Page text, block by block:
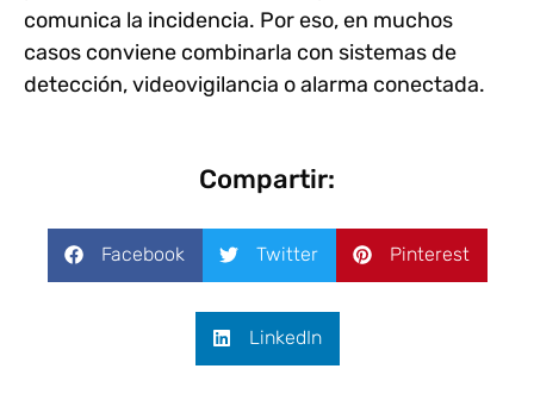
comunica la incidencia. Por eso, en muchos
casos conviene combinarla con sistemas de
detección, videovigilancia o alarma conectada.
Compartir:
Facebook Twitter Pinterest
LinkedIn